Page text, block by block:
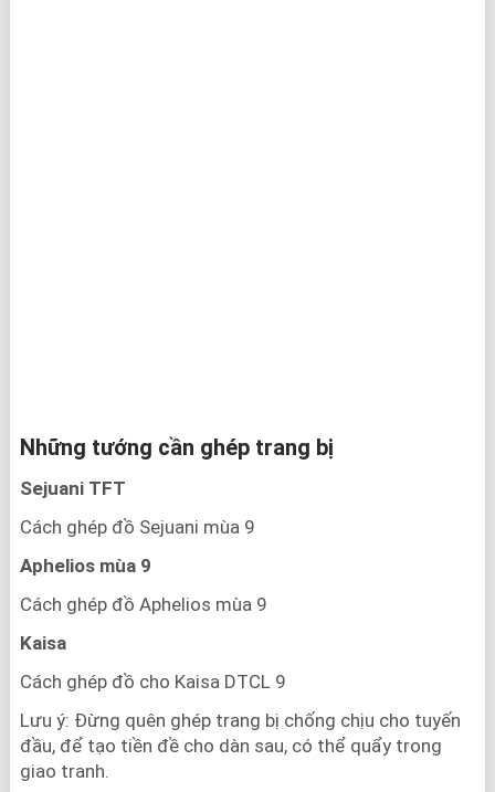
Những tướng cần ghép trang bị
Sejuani TFT
Cách ghép đồ Sejuani mùa 9
Aphelios mùa 9
Cách ghép đồ Aphelios mùa 9
Kaisa
Cách ghép đồ cho Kaisa DTCL 9
Lưu ý: Đừng quên ghép trang bị chống chịu cho tuyến
đầu, để tạo tiền đề cho dàn sau, có thể quẩy trong
giao tranh.